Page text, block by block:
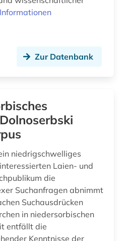
Zur Datenbank
niedrigschwelliges
Laien- und
die
Suchanfragen abnimmt
Suchausdrücken
in niedersorbischen
entfällt die
Kenntnisse der